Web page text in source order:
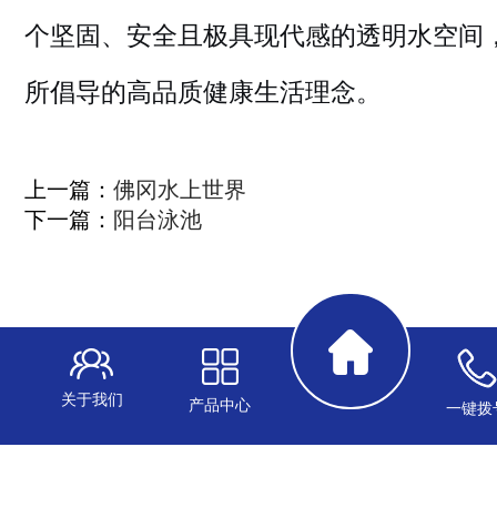
个坚固、安全且极具现代感的透明水空间
所倡导的高品质健康生活理念。
上一篇：佛冈水上世界
下一篇： 阳台泳池
关于我们 产品中心 一键拨